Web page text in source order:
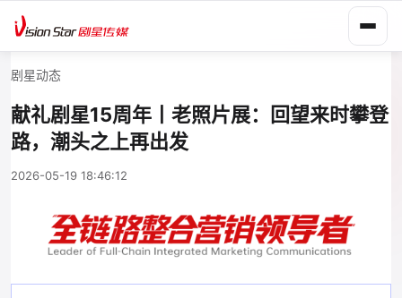
剧星动态
献礼剧星15周年丨老照片展：回望来时攀登
路，潮头之上再出发
2026-05-19 18:46:12